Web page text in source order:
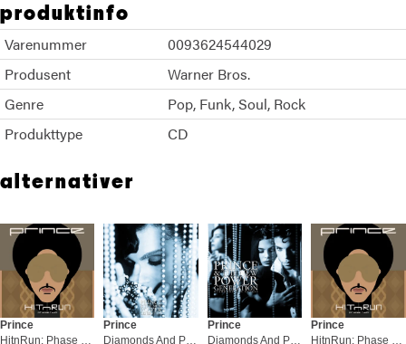
produktinfo
Varenummer
0093624544029
Produsent
Warner Bros.
Genre
Pop Funk Soul Rock
Produkttype
CD
alternativer
Prince
HitnRun: Phase Two (2LP)
Prince
Diamonds And Pearls - SDLX (7CD+BD)
Prince
Diamonds And Pearls (2LP)
Prince
HitnRun: Phase Two (CD)